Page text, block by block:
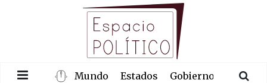
Mundo Estados Gobierno